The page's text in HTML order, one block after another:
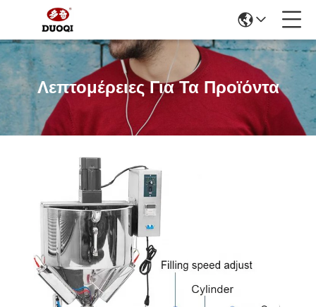
Λεπτομέρειες Για Τα Προϊόντα